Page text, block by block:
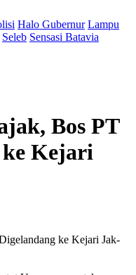
Halo Gubernur Lampu
Seleb Sensasi Batavia
Bos PT
ke Kejari